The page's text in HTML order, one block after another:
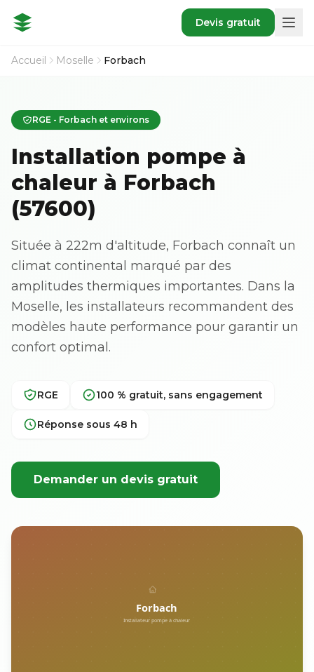
Devis gratuit
Accueil Moselle Forbach
RGE - Forbach et environs
Installation pompe à
chaleur à Forbach
(57600)
Située à 222m d'altitude, Forbach connaît un
climat continental marqué par des
amplitudes thermiques importantes. Dans la
Moselle, les installateurs recommandent des
modèles haute performance pour garantir un
confort optimal.
RGE 100 % gratuit, sans engagement
Réponse sous 48 h
Demander un devis gratuit